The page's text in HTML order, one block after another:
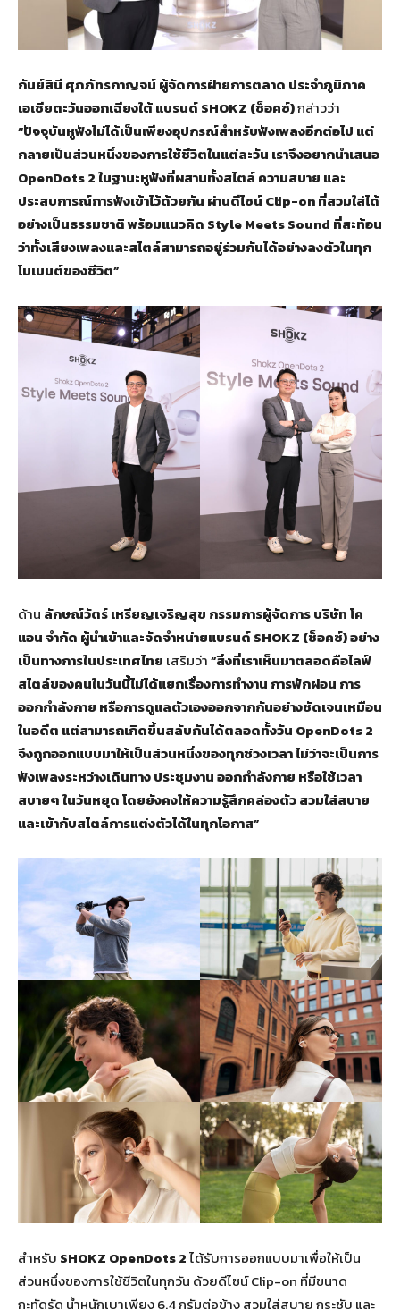
กันย์สินี ศุภภัทรกาญจน์ ผู้จัดการฝ่ายการตลาด ประจำภูมิภาค
เอเชียตะวันออกเฉียงใต้ แบรนด์SHOKZ (ช็อคซ์)กล่าวว่า
“ปัจจุบันหูฟังไม่ได้เป็นเพียงอุปกรณ์สำหรับฟังเพลงอีกต่อไป แต่
กลายเป็นส่วนหนึ่งของการใช้ชีวิตในแต่ละวัน เราจึงอยากนำเสนอ
OpenDots 2 ในฐานะหูฟังที่ผสานทั้งสไตล์ ความสบาย และ
ประสบการณ์การฟังเข้าไว้ด้วยกัน ผ่านดีไซน์ Clip-on ที่สวมใส่ได้
อย่างเป็นธรรมชาติ พร้อมแนวคิด Style Meets Sound ที่สะท้อน
ว่าทั้งเสียงเพลงและสไตล์สามารถอยู่ร่วมกันได้อย่างลงตัวในทุก
โมเมนต์ของชีวิต”
ด้าน ลักษณ์วัตร์ เหรียญเจริญสุข กรรมการผู้จัดการ บริษัท โค
แอน จำกัด ผู้นำเข้าและจัดจำหน่ายแบรนด์SHOKZ (ช็อคซ์) อย่าง
เป็นทางการในประเทศไทย เสริมว่า“สิ่งที่เราเห็นมาตลอดคือไลฟ์
สไตล์ของคนในวันนี้ไม่ได้แยกเรื่องการทำงาน การพักผ่อน การ
ออกกำลังกาย หรือการดูแลตัวเองออกจากกันอย่างชัดเจนเหมือน
ในอดีต แต่สามารถเกิดขึ้นสลับกันได้ตลอดทั้งวัน OpenDots 2
จึงถูกออกแบบมาให้เป็นส่วนหนึ่งของทุกช่วงเวลา ไม่ว่าจะเป็นการ
ฟังเพลงระหว่างเดินทาง ประชุมงาน ออกกำลังกาย หรือใช้เวลา
สบายๆ ในวันหยุด โดยยังคงให้ความรู้สึกคล่องตัว สวมใส่สบาย
และเข้ากับสไตล์การแต่งตัวได้ในทุกโอกาส”
สำหรับ SHOKZ OpenDots 2ได้รับการออกแบบมาเพื่อให้เป็น
ส่วนหนึ่งของการใช้ชีวิตในทุกวัน ด้วยดีไซน์ Clip-on ที่มีขนาด
กะทัดรัด น้ำหนักเบาเพียง 6.4 กรัมต่อข้าง สวมใส่สบาย กระชับ และ